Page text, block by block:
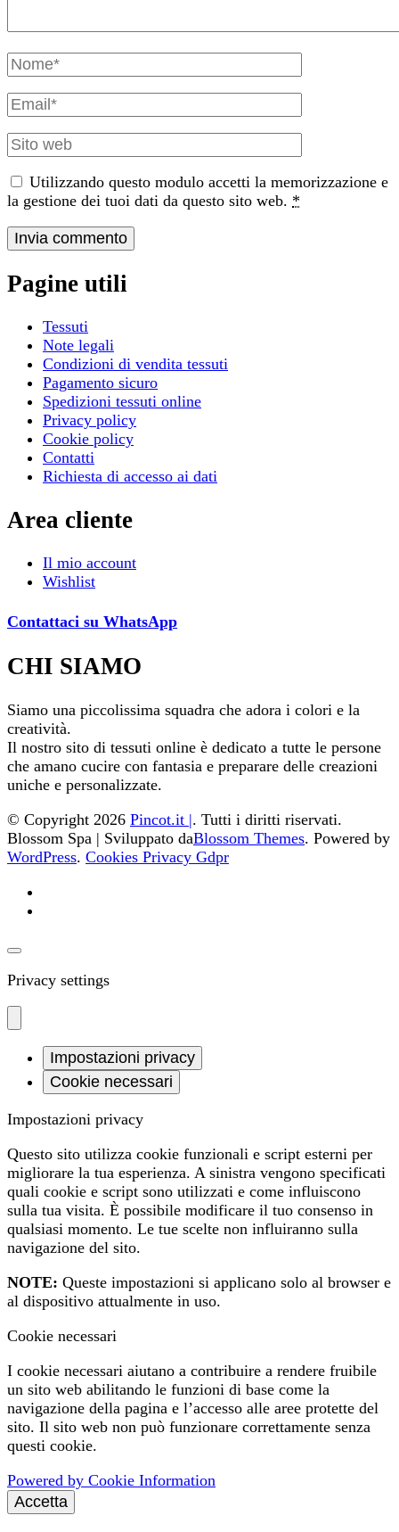
Nome
e
cognome
Email
Sito
web
Utilizzando questo modulo accetti la memorizzazione e
la gestione dei tuoi dati da questo sito web. *
Pagine utili
Tessuti
Note legali
Condizioni di vendita tessuti
Pagamento sicuro
Spedizioni tessuti online
Privacy policy
Cookie policy
Contatti
Richiesta di accesso ai dati
Area cliente
Il mio account
Wishlist
Contattaci su WhatsApp
CHI SIAMO
Siamo una piccolissima squadra che adora i colori e la
creatività.
Il nostro sito di tessuti online è dedicato a tutte le persone
che amano cucire con fantasia e preparare delle creazioni
uniche e personalizzate.
© Copyright 2026 Pincot.it |. Tutti i diritti riservati.
Blossom Spa | Sviluppato daBlossom Themes. Powered by
WordPress. Cookies Privacy Gdpr
Privacy settings
Impostazioni privacy
Cookie necessari
Impostazioni privacy
Questo sito utilizza cookie funzionali e script esterni per
migliorare la tua esperienza. A sinistra vengono specificati
quali cookie e script sono utilizzati e come influiscono
sulla tua visita. È possibile modificare il tuo consenso in
qualsiasi momento. Le tue scelte non influiranno sulla
navigazione del sito.
NOTE: Queste impostazioni si applicano solo al browser e
al dispositivo attualmente in uso.
Cookie necessari
I cookie necessari aiutano a contribuire a rendere fruibile
un sito web abilitando le funzioni di base come la
navigazione della pagina e l’accesso alle aree protette del
sito. Il sito web non può funzionare correttamente senza
questi cookie.
Powered by Cookie Information
Accetta